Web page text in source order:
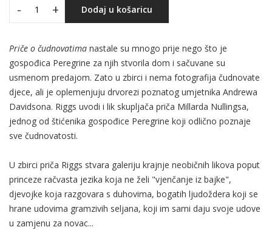
- + Dodaj u košaricu
Priče o čudnovatima nastale su mnogo prije nego što je
gospođica Peregrine za njih stvorila dom i sačuvane su
usmenom predajom. Zato u zbirci i nema fotografija čudnovate
djece, ali je oplemenjuju drvorezi poznatog umjetnika Andrewa
Davidsona. Riggs uvodi i lik skupljača priča Millarda Nullingsa,
jednog od štićenika gospođice Peregrine koji odlično poznaje
sve čudnovatosti.
U zbirci priča Riggs stvara galeriju krajnje neobičnih likova poput
princeze račvasta jezika koja ne želi "vjenčanje iz bajke",
djevojke koja razgovara s duhovima, bogatih ljudoždera koji se
hrane udovima gramzivih seljana, koji im sami daju svoje udove
u zamjenu za novac...